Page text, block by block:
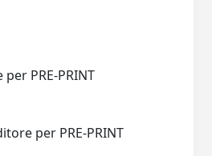
PRE-PRINT
per PRE-PRINT